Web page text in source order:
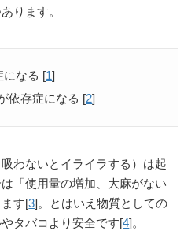
ります。
になる [1]
依存症になる [2]
わないとイライラする）は起
「使用量の増加、大麻がない
す[3]。とはいえ物質としての
タバコより安全です[4]。